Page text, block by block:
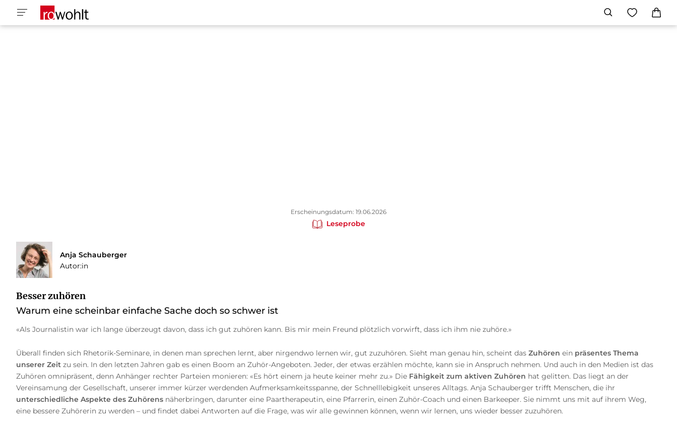
Erscheinungsdatum: 19.06.2026
Leseprobe
Anja Schauberger
Autor:in
Besser zuhören
Warum eine scheinbar einfache Sache doch so schwer ist
«Als Journalistin war ich lange überzeugt davon, dass ich gut zuhören kann. Bis mir mein Freund plötzlich vorwirft, dass ich ihm nie zuhöre.»
Überall finden sich Rhetorik-Seminare, in denen man sprechen lernt, aber nirgendwo lernen wir, gut zuzuhören. Sieht man genau hin, scheint das Zuhören ein präsentes Thema
unserer Zeitzu sein. In den letzten Jahren gab es einen Boom an Zuhör-Angeboten. Jeder, der etwas erzählen möchte, kann sie in Anspruch nehmen. Und auch in den Medien ist das
Zuhören omnipräsent, denn Anhänger rechter Parteien monieren: «Es hört einem ja heute keiner mehr zu.» Die Fähigkeit zum aktiven Zuhören hat gelitten. Das liegt an der
Vereinsamung der Gesellschaft, unserer immer kürzer werdenden Aufmerksamkeitsspanne, der Schnelllebigkeit unseres Alltags. Anja Schauberger trifft Menschen, die ihr
unterschiedliche Aspekte des Zuhörensnäherbringen, darunter eine Paartherapeutin, eine Pfarrerin, einen Zuhör-Coach und einen Barkeeper. Sie nimmt uns mit auf ihrem Weg,
eine bessere Zuhörerin zu werden – und findet dabei Antworten auf die Frage, was wir alle gewinnen können, wenn wir lernen, uns wieder besser zuzuhören.